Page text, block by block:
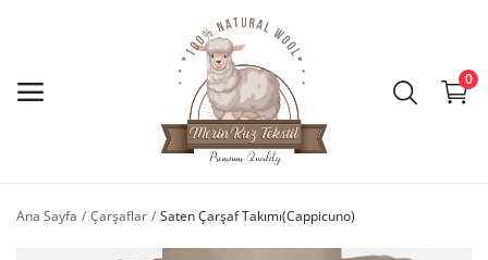
0
Ana Sayfa Çarşaflar Saten Çarşaf Takımı(Cappicuno)